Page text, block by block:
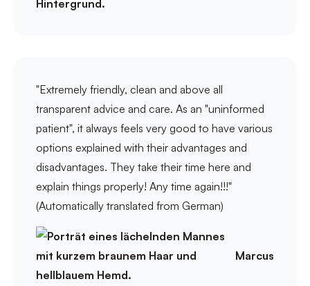
"Extremely friendly, clean and above all
transparent advice and care. As an "uninformed
patient", it always feels very good to have various
options explained with their advantages and
disadvantages. They take their time here and
explain things properly! Any time again!!!"
(Automatically translated from German)
Marcus